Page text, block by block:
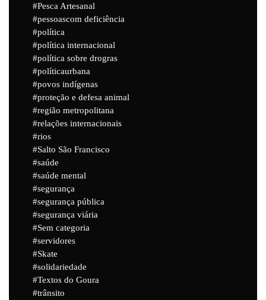
Pesca Artesanal
pessoascom deficiência
política
política internacional
política sobre drogras
políticaurbana
povos indígenas
proteção e defesa animal
região metropolitana
relações internacionais
rios
Salto São Francisco
saúde
saúde mental
segurança
segurança pública
segurança viária
Sem categoria
servidores
Skate
solidariedade
Textos do Goura
trânsito